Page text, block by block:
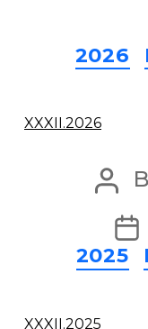
2026
XXXII.2026
Post
2025
XXXII.2025